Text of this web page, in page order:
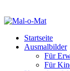
Startseite
Ausmalbilder
Für
Für